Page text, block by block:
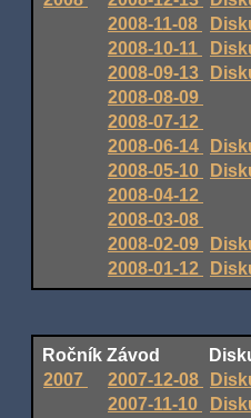
2008-11-08
2008-10-11
2008-09-13
2008-08-09
2008-07-12
2008-06-14
2008-05-10
2008-04-12
2008-03-08
2008-02-09
2008-01-12
Ročník Závod
2007
2007-12-08
2007-11-10